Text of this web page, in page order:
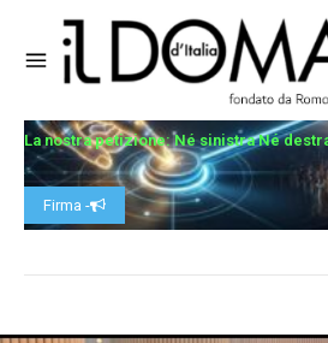
La nostra petizione: Né sinistra Né
Firma -